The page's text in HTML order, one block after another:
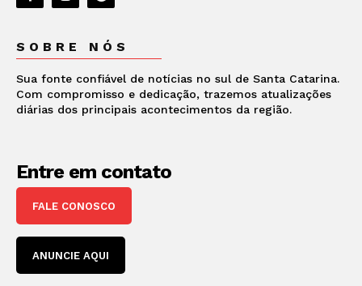
SOBRE NÓS
Sua fonte confiável de notícias no sul de Santa Catarina.
Com compromisso e dedicação, trazemos atualizações
diárias dos principais acontecimentos da região.
Entre em contato
FALE CONOSCO
ANUNCIE AQUI